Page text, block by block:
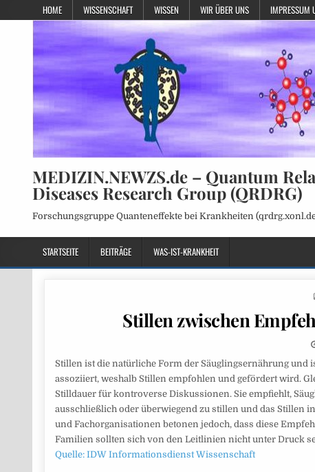
HOME WISSENSCHAFT WISSEN WIR ÜBER UNS IMPRESSUM
MEDIZIN.NEWZS.de – Quantum
Diseases Research Group (QRDRG)
Forschungsgruppe Quanteneffekte bei Krankheiten
STARTSEITE BEITRÄGE WAS-IST-KRANKHEIT
Stillen zwischen
Stillen ist die natürliche Form der Säuglingsernährung
assoziiert, weshalb Stillen empfohlen und gefördert wird.
Stilldauer für kontroverse Diskussionen. Sie empfiehlt,
ausschließlich oder überwiegend zu stillen und das Stillen
und Fachorganisationen betonen jedoch, dass diese
Familien sollten sich von den Leitlinien nicht unter Druck
Quelle: IDW Informationsdienst Wissenschaft